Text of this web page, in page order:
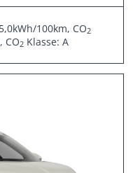
100km, CO2
CO2 Klasse: A